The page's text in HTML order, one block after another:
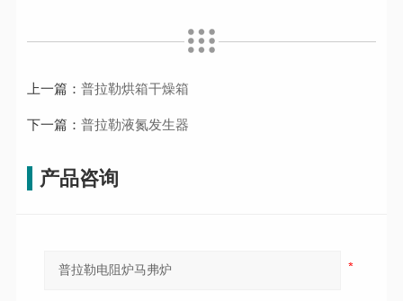
上一篇：普拉勒烘箱干燥箱
下一篇：普拉勒液氮发生器
产品咨询